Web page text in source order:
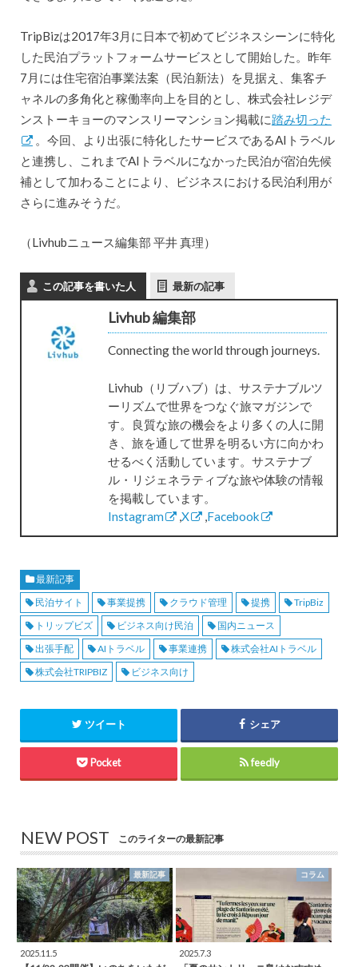
TripBizは2017年3月に日本で初めてビジネスシーンに特化
した民泊プラットフォームサービスとして開始した。昨年
7月には住宅宿泊事業法案（民泊新法）を見据え、集客チ
ャネルの多角化と稼働率向上を目的とし、株式会社レジデ
ンストーキョーのマンスリーマンション掲載に踏み切った
。今回、より出張に特化したサービスであるAIトラベル
と連携し、これまでAIトラベルになかった民泊が宿泊先候
補として加わることにより、ビジネスにおける民泊利用が
さらに進みそうだ。
（Livhubニュース編集部 平井 真理）
この記事を書いた人 最新の記事
Livhub 編集部
Connecting the world through journeys.
Livhub（リブハブ）は、サステナブルツ
ーリズムで世界をつなぐ旅マガジンで
す。良質な旅の機会をより多くの人に開
き、旅を通して世界を明るい方に向かわ
せるべく活動しています。サステナブ
ル・リジェネラティブな旅や体験の情報
を掲載しています。
Instagram
,X ,Facebook
最新記事
民泊サイト
事業提携 クラウド管理 提携
TripBiz
トリップビズ
ビジネス向け民泊
国内ニュース
出張手配
AIトラベル 事業連携
株式会社AIトラベル
株式会社TRIPBIZ
ビジネス向け
ツイート シェア
Pocket feedly
NEW POST このライターの最新記事
最新記事
2025.11.5
コラム
2025.7.3